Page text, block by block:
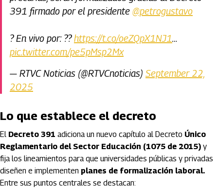
391 firmado por el presidente @petrogustavo
? En vivo por: ??https://t.co/oeZQpX1NJ1…
pic.twitter.com/pe5pMsp2Mx
— RTVC Noticias (@RTVCnoticias) September 22,
2025
Lo que establece el decreto
El Decreto 391 adiciona un nuevo capítulo al Decreto Único
Reglamentario del Sector Educación (1075 de 2015) y
fija los lineamientos para que universidades públicas y privadas
diseñen e implementen planes de formalización laboral.
Entre sus puntos centrales se destacan: